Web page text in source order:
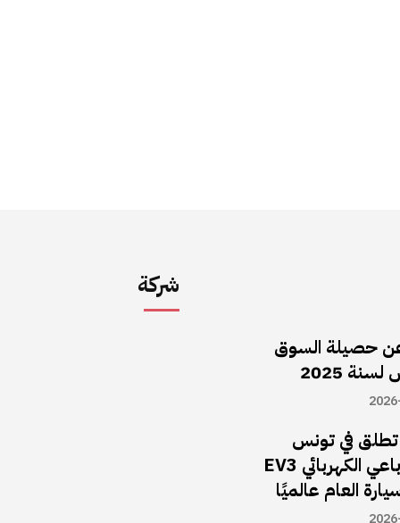
شركة
حصيلة السوق
2025
تطلق في تونس
سيارة الـدفع الرباعي الكهربائي EV3
العام عالميًا